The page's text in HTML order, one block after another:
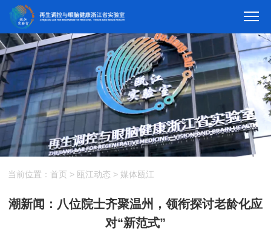
当前位置： 首页 > 瓯江动态 > 媒体瓯江
潮新闻：八位院士齐聚温州，领衔探讨老龄化应
对“新范式”